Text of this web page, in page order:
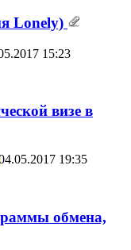
Lonely)
15:23
визе в
19:35
обмена,